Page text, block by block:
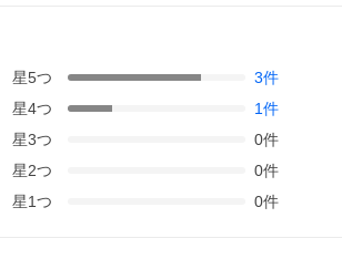
星5つ 3件
星4つ 1件
星3つ 0件
星2つ 0件
星1つ 0件